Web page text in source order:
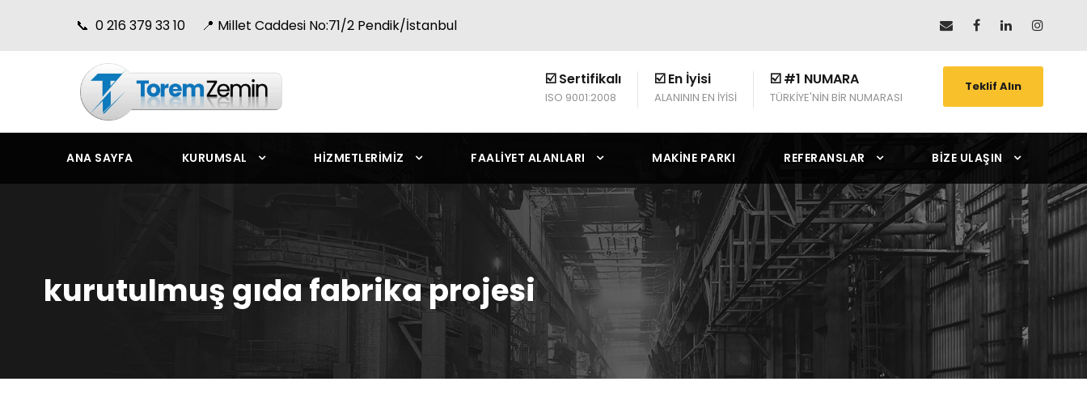
📞 0 216 379 33 10 📍 Millet Caddesi No:71/2 Pendik/İstanbul
☑️ Sertifikalı
ISO 9001:2008
☑️ En İyisi
ALANININ EN İYİSİ
☑️ #1 NUMARA
TÜRKİYE'NİN BİR NUMARASI
Teklif Alın
ANA SAYFA KURUMSAL HIZMETLERIMIZ FAALIYET ALANLARI MAKINE PARKI REFERANSLAR BIZE ULAŞIN
kurutulmuş gıda fabrika projesi